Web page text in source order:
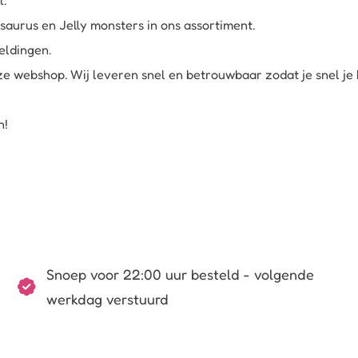
en Jelly monstersin ons assortiment.
webshop. Wij leveren snel en betrouwbaar zodat je snel
Snoep voor 22:00 uur besteld - volgende
werkdag verstuurd